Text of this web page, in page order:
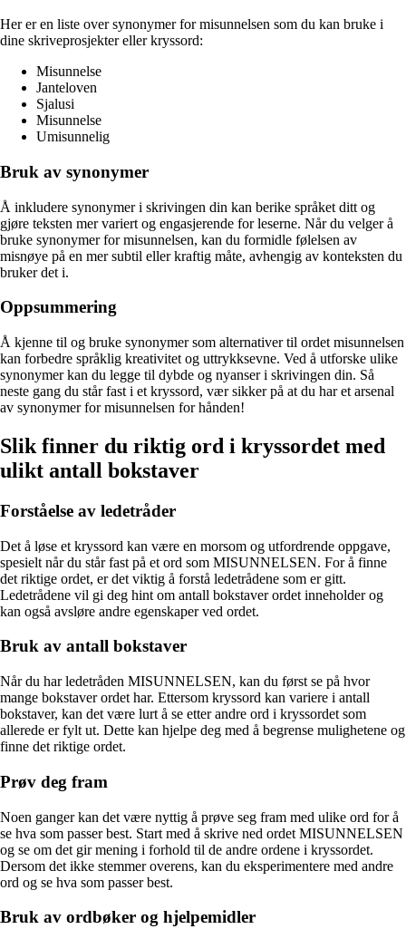
Her er en liste over synonymer for misunnelsen som du kan bruke i
dine skriveprosjekter eller kryssord:
Misunnelse
Janteloven
Sjalusi
Misunnelse
Umisunnelig
Bruk av synonymer
Å inkludere synonymer i skrivingen din kan berike språket ditt og
gjøre teksten mer variert og engasjerende for leserne. Når du velger å
bruke synonymer for misunnelsen, kan du formidle følelsen av
misnøye på en mer subtil eller kraftig måte, avhengig av konteksten du
bruker det i.
Oppsummering
Å kjenne til og bruke synonymer som alternativer til ordet misunnelsen
kan forbedre språklig kreativitet og uttrykksevne. Ved å utforske ulike
synonymer kan du legge til dybde og nyanser i skrivingen din. Så
neste gang du står fast i et kryssord, vær sikker på at du har et arsenal
av synonymer for misunnelsen for hånden!
Slik finner du riktig ord i kryssordet med
ulikt antall bokstaver
Forståelse av ledetråder
Det å løse et kryssord kan være en morsom og utfordrende oppgave,
spesielt når du står fast på et ord som MISUNNELSEN. For å finne
det riktige ordet, er det viktig å forstå ledetrådene som er gitt.
Ledetrådene vil gi deg hint om antall bokstaver ordet inneholder og
kan også avsløre andre egenskaper ved ordet.
Bruk av antall bokstaver
Når du har ledetråden MISUNNELSEN, kan du først se på hvor
mange bokstaver ordet har. Ettersom kryssord kan variere i antall
bokstaver, kan det være lurt å se etter andre ord i kryssordet som
allerede er fylt ut. Dette kan hjelpe deg med å begrense mulighetene og
finne det riktige ordet.
Prøv deg fram
Noen ganger kan det være nyttig å prøve seg fram med ulike ord for å
se hva som passer best. Start med å skrive ned ordet MISUNNELSEN
og se om det gir mening i forhold til de andre ordene i kryssordet.
Dersom det ikke stemmer overens, kan du eksperimentere med andre
ord og se hva som passer best.
Bruk av ordbøker og hjelpemidler